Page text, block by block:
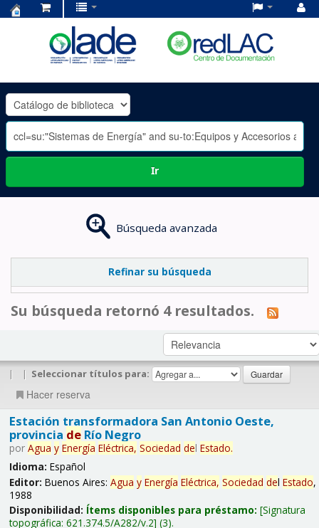
OLADE
-
Ir
Búsqueda avanzada
Refinar su búsqueda
Su búsqueda retornó 4 resultados.
| | Seleccionar títulos para:
Hacer reserva
Estación transformadora San Antonio Oeste,
provincia deRío Negro
por Agua y Energía Eléctrica, Sociedad del Estado.
Idioma: Español
Editor: Buenos Aires: Agua y Energía Eléctrica, Sociedad del Estado,
1988
Disponibilidad: Ítems disponibles para préstamo: Signatura
topográfica: 621.374.5/A282/v.2 (3).